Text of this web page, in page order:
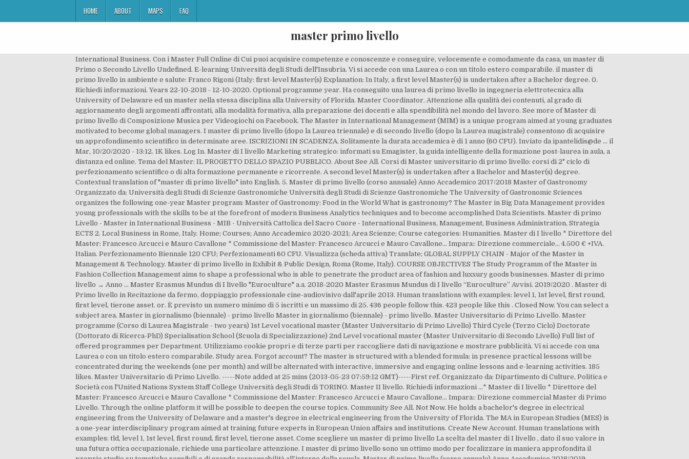
HOME ABOUT MAPS FAQ
master primo livello
International Business. Con i Master Full Online di Cui puoi acquisire competenze e conoscenze e conseguire, velocemente e comodamente da casa, un master di
Primo o Secondo Livello Undefined. E-learning Università degli Studi dell'Insubria. Vi si accede con una Laurea o con un titolo estero comparabile. il master di
primo livello in ambiente e salute: Franco Rigoni (Italy: first-level Master(s) Explanation: In Italy, a first level Master(s) is undertaken after a Bachelor degree. 0.
Richiedi informazioni. Years 22-10-2018 - 12-10-2020. Optional programme year. Ha conseguito una laurea di primo livello in ingegneria elettrotecnica alla
University of Delaware ed un master nella stessa disciplina alla University of Florida. Master Coordinator. Attenzione alla qualità dei contenuti, al grado di
aggiornamento degli argomenti affrontati, alla modalità formativa, alla preparazione dei docenti e alla spendibilità nel mondo del lavoro. See more of Master di
primo livello di Composizione Musica per Videogiochi on Facebook. The Master in International Management (MIM) is a unique program aimed at young graduates
motivated to become global managers. I master di primo livello (dopo la Laurea triennale) e di secondo livello (dopo la Laurea magistrale) consentono di acquisire
un approfondimento scientifico in determinate aree. ISCRIZIONI IN SCADENZA. Solitamente la durata accademica è di 1 anno (60 CFU). Inviato da ipantelidis@de … il
Mar, 10/20/2020 - 13:12. 1K likes. Log In. Master di I livello Marketing strategico: informati su Emagister, la guida intelligente della formazione post-laurea in aula, a
distanza ed online. Tema del Master: IL PROGETTO DELLO SPAZIO PUBBLICO. About See All. Corsi di Master universitario di primo livello: corsi di 2° ciclo di
perfezionamento scientifico o di alta formazione permanente e ricorrente. A second level Master(s) is undertaken after a Bachelor and Master(s) degree.
Contextual translation of "master di primo livello" into English. 5. Master di primo livello (corso annuale) Anno Accademico 2017/2018 Master of Gastronomy
Organizzato da: Università degli Studi di Scienze Gastronomiche Università degli Studi di Scienze Gastronomiche The University of Gastronomic Sciences
organizes the following one-year Master program: Master of Gastronomy: Food in the World What is gastronomy? The Master in Big Data Management provides
young professionals with the skills to be at the forefront of modern Business Analytics techniques and to become accomplished Data Scientists. Master di primo
Livello - Master in International Business - MIB - Università Cattolica del Sacro Cuore - International Business, Management, Business Administration, Strategia
ECTS 2. Local Business in Rome, Italy. Home; Courses; Anno Accademico 2020-2021; Area Scienze; Course categories: Humanities. Master di I livello * Direttore del
Master: Francesco Arcucci e Mauro Cavallone * Commissione del Master: Francesco Arcucci e Mauro Cavallone... Impara:: Direzione commerciale... 4.500 € +IVA.
Italian. Perfezionamento Biennale 120 CFU; Perfezionamenti 60 CFU. Visualizza (scheda attiva) Translate; GLOBAL SUPPLY CHAIN - Major of the Master in
Management & Technology. Master di primo livello in Exhibit & Public Design, Roma (Rome, Italy). COURSE OBJECTIVES The Study Programm of the Master in
Fashion Collection Management aims to shape a professional who is able to penetrate the product area of fashion and luxxury goods businesses. Master di primo
livello → Anno ... Master Erasmus Mundus di I livello "Euroculture" a.a. 2018-2020 Master Erasmus Mundus di I livello “Euroculture” Avvisi. 2019/2020 . Master di
Primo livello in Recitazione da fermo, doppiaggio professionale cine-audiovisivo dall'aprile 2013. Human translations with examples: level 1, 1st level, first round,
first level, tierone asset. or. È previsto un numero minimo di 5 iscritti e un massimo di 25. 436 people follow this. 423 people like this . Closed Now. You can select a
subject area. Master in giornalismo (biennale) - primo livello Master in giornalismo (biennale) - primo livello. Master Universitario di Primo Livello. Master
programme (Corso di Laurea Magistrale - two years) 1st Level vocational master (Master Universitario di Primo Livello) Third Cycle (Terzo Ciclo) Doctorate
(Dottorato di Ricerca-PhD) Specialisation School (Scuola di Specializzazione) 2nd Level vocational master (Master Universitario di Secondo Livello) Full list of
offered programmes per Department. Utilizziamo cookie propri e di terze parti per raccogliere dati di navigazione e mostrare pubblicità. Vi si accede con una
Laurea o con un titolo estero comparabile. Study area. Forgot account? The master is structured with a blended formula: in presence practical lessons will be
concentrated during the weekends (one per month) and will be alternated with interactive, immersive and engaging online lessons and e-learning activities. 185
likes. Master Universitario di Primo Livello. -----Note added at 25 mins (2013-05-23 07:59:12 GMT)-----First ref. Organizzato da: Dipartimento di Culture, Politica e
Società con l'United Nations System Staff College Università degli Studi di TORINO. Master II livello. Richiedi informazioni ...* Master di I livello * Direttore del
Master: Francesco Arcucci e Mauro Cavallone * Commissione del Master: Francesco Arcucci e Mauro Cavallone... Impara:: Direzione commercial Master di Primo
Livello. Through the online platform it will be possible to deepen the course topics. Community See All. Not Now. He holds a bachelor's degree in electrical
engineering from the University of Delaware and a master's degree in electrical engineering from the University of Florida. The MA in European Studies (MES) is
a one-year interdisciplinary program aimed at training future experts in European Union affairs and institutions. Create New Account. Human translations with
examples: tld, level 1, 1st level, first round, first level, tierone asset. Come scegliere un master di primo livello La scelta del master di I livello , dato il suo valore in
una futura ottica occupazionale, richiede una particolare attenzione. I master di primo livello sono un ottimo modo per focalizzare in maniera approfondita il